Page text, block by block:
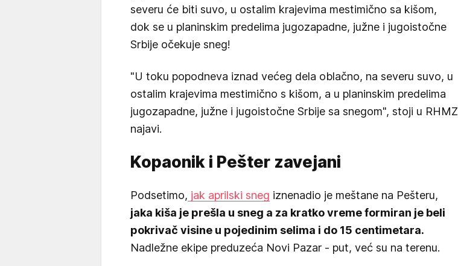
severu će biti suvo, u ostalim krajevima mestimično sa kišom,
dok se u planinskim predelima jugozapadne, južne i jugoistočne
Srbije očekuje sneg!
"U toku popodneva iznad većeg dela oblačno, na severu suvo, u
ostalim krajevima mestimično s kišom, a u planinskim predelima
jugozapadne, južne i jugoistočne Srbije sa snegom", stoji u RHMZ
najavi.
Kopaonik i Pešter zavejani
Podsetimo, jak aprilski sneg iznenadio je meštane na Pešteru,
jaka kiša je prešla u sneg a za kratko vreme formiran je beli
pokrivač visine u pojedinim selima i do 15 centimetara.
Nadležne ekipe preduzeća Novi Pazar - put, već su na terenu.